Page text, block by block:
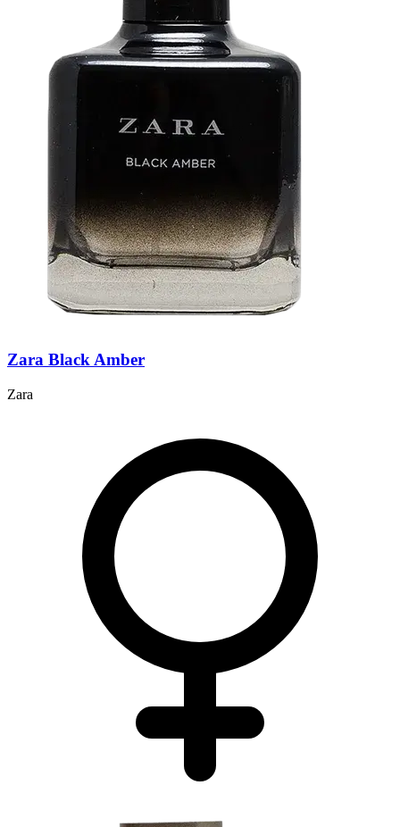
Zara Black Amber
Zara